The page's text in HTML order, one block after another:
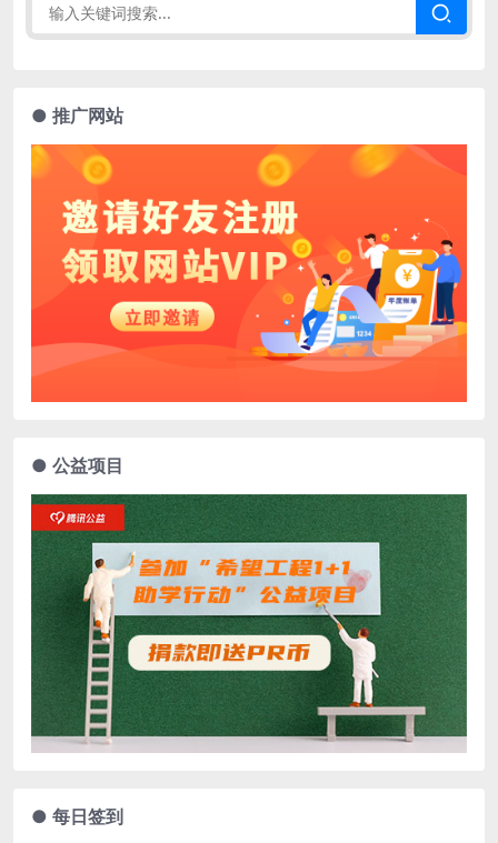
● 推广网站
● 公益项目
● 每日签到